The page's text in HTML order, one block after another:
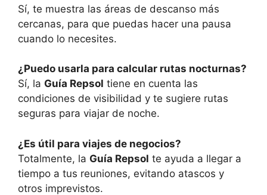
Sí, te muestra las áreas de descanso más
cercanas, para que puedas hacer una pausa
cuando lo necesites.
¿Puedo usarla para calcular rutas nocturnas?
Sí, la Guía Repsol tiene en cuenta las
condiciones de visibilidad y te sugiere rutas
seguras para viajar de noche.
¿Es útil para viajes de negocios?
Totalmente, la Guía Repsol te ayuda a llegar a
tiempo a tus reuniones, evitando atascos y
otros imprevistos.